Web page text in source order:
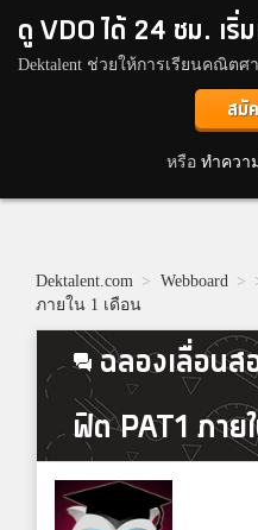
ดู VDO ได้ 24 ชม. เริ่
Dektalent ช่วยให้การเรียนคณิตศ
สมั
หรือ ทำควา
Dektalent.com > Webboard >
ภายใน 1 เดือน
ฉลองเลื่อนส
ฟิต PAT1 ภาย